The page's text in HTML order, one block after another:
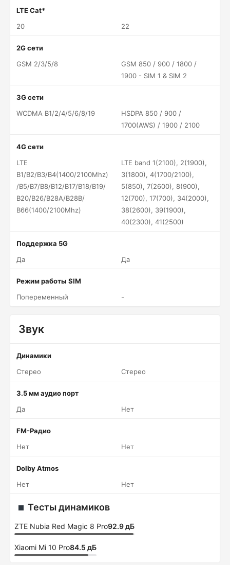
LTE Cat*
20
22
2G сети
GSM 2/3/5/8
GSM 850 / 900 / 1800 /
1900 - SIM 1 & SIM 2
3G сети
WCDMA B1/2/4/5/6/8/19
HSDPA 850 / 900 /
1700(AWS) / 1900 / 2100
4G сети
LTE
B1/B2/B3/B4(1400/2100Mhz)
/B5/B7/B8/B12/B17/B18/B19/
B20/B26/B28A/B28B/
B66(1400/2100Mhz)
LTE band 1(2100), 2(1900),
3(1800), 4(1700/2100),
5(850), 7(2600), 8(900),
12(700), 17(700), 34(2000),
38(2600), 39(1900),
40(2300), 41(2500)
Поддержка 5G
Да
Да
Режим работы SIM
Попеременный
-
Звук
Динамики
Стерео
Стерео
3.5 мм аудио порт
Да
Нет
FM-Радио
Нет
Нет
Dolby Atmos
Нет
Нет
Тесты динамиков
ZTE Nubia Red Magic 8 Pro92.9 дБ
Xiaomi Mi 10 Pro84.5 дБ